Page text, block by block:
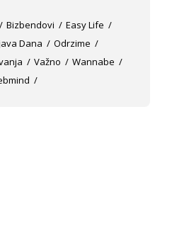
Bizbendovi
Easy Life
Dana
Odrzime
Važno
Wannabe